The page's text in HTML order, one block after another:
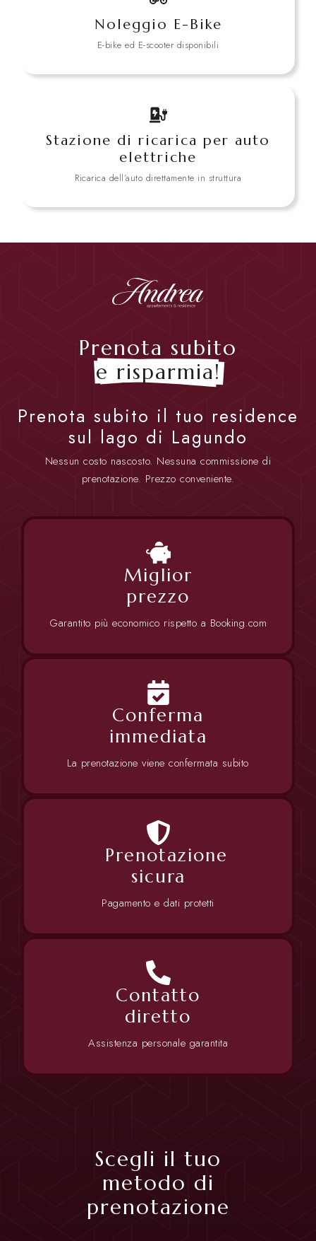
Noleggio E-Bike
E-bike ed E-scooter disponibili
Stazione di ricarica per auto
elettriche
Ricarica dell’auto direttamente in struttura
Prenota subito
e risparmia!
Prenota subito il tuo residence
sul lago di Lagundo
Nessun costo nascosto. Nessuna commissione di
prenotazione. Prezzo conveniente.
Miglior
prezzo
Garantito più economico rispetto a Booking.com
Conferma
immediata
La prenotazione viene confermata subito
Prenotazione
sicura
Pagamento e dati protetti
Contatto
diretto
Assistenza personale garantita
Scegli il tuo
metodo di
prenotazione